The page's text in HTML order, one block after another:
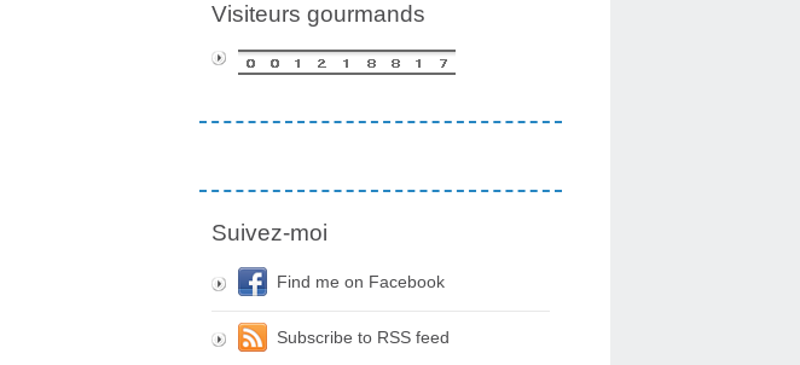
Visiteurs gourmands
Suivez-moi
Find me on Facebook
Subscribe to RSS feed